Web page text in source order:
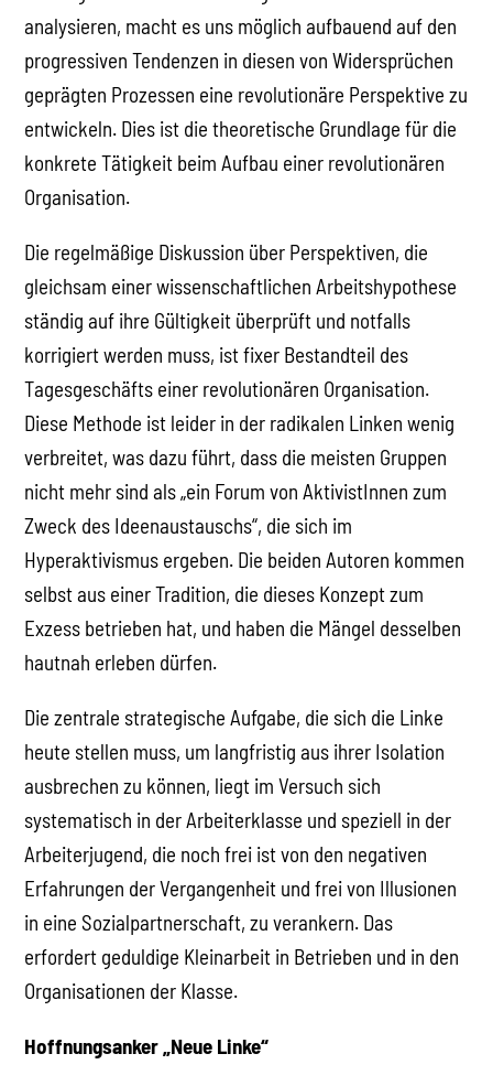
analysieren, macht es uns möglich aufbauend auf den
progressiven Tendenzen in diesen von Widersprüchen
geprägten Prozessen eine revolutionäre Perspektive zu
entwickeln. Dies ist die theoretische Grundlage für die
konkrete Tätigkeit beim Aufbau einer revolutionären
Organisation.
Die regelmäßige Diskussion über Perspektiven, die
gleichsam einer wissenschaftlichen Arbeitshypothese
ständig auf ihre Gültigkeit überprüft und notfalls
korrigiert werden muss, ist fixer Bestandteil des
Tagesgeschäfts einer revolutionären Organisation.
Diese Methode ist leider in der radikalen Linken wenig
verbreitet, was dazu führt, dass die meisten Gruppen
nicht mehr sind als „ein Forum von AktivistInnen zum
Zweck des Ideenaustauschs“, die sich im
Hyperaktivismus ergeben. Die beiden Autoren kommen
selbst aus einer Tradition, die dieses Konzept zum
Exzess betrieben hat, und haben die Mängel desselben
hautnah erleben dürfen.
Die zentrale strategische Aufgabe, die sich die Linke
heute stellen muss, um langfristig aus ihrer Isolation
ausbrechen zu können, liegt im Versuch sich
systematisch in der Arbeiterklasse und speziell in der
Arbeiterjugend, die noch frei ist von den negativen
Erfahrungen der Vergangenheit und frei von Illusionen
in eine Sozialpartnerschaft, zu verankern. Das
erfordert geduldige Kleinarbeit in Betrieben und in den
Organisationen der Klasse.
Hoffnungsanker „Neue Linke“